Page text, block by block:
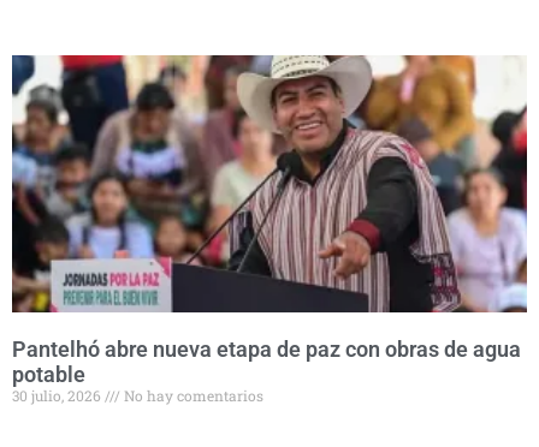
Pantelhó abre nueva etapa de paz con obras de agua
potable
30 julio, 2026 No hay comentarios